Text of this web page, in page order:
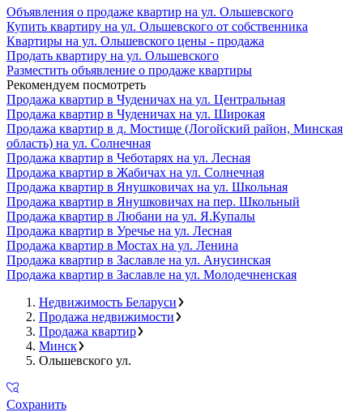
Объявления о продаже квартир на ул. Ольшевского
Купить квартиру на ул. Ольшевского от собственника
Квартиры на ул. Ольшевского цены - продажа
Продать квартиру на ул. Ольшевского
Разместить объявление о продаже квартиры
Рекомендуем посмотреть
Продажа квартир в Чуденичах на ул. Центральная
Продажа квартир в Чуденичах на ул. Широкая
Продажа квартир в д. Мостище (Логойский район, Минская
область) на ул. Солнечная
Продажа квартир в Чеботарях на ул. Лесная
Продажа квартир в Жабичах на ул. Солнечная
Продажа квартир в Янушковичах на ул. Школьная
Продажа квартир в Янушковичах на пер. Школьный
Продажа квартир в Любани на ул. Я.Купалы
Продажа квартир в Уречье на ул. Лесная
Продажа квартир в Мостах на ул. Ленина
Продажа квартир в Заславле на ул. Анусинская
Продажа квартир в Заславле на ул. Молодечненская
Недвижимость Беларуси
Продажа недвижимости
Продажа квартир
Минск
Ольшевского ул.
Сохранить